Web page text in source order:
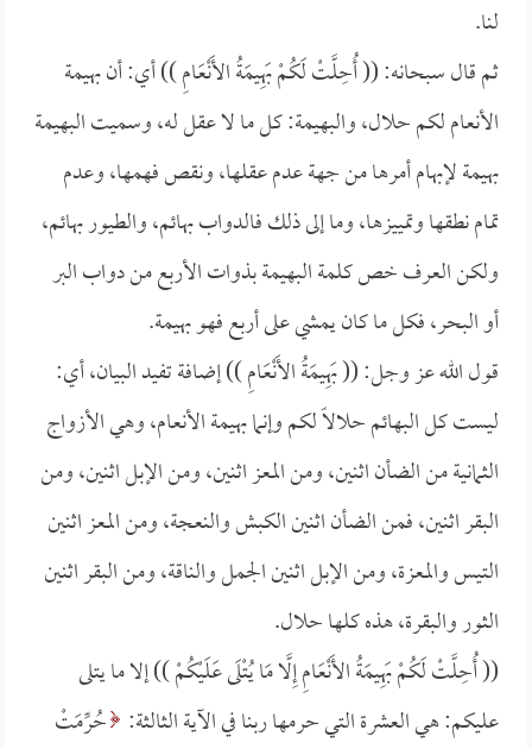
لنا.
ثم قال سبحانه: (( أُحِلَّتْ لَكُمْ بَهِيمَةُ الأَنْعَامِ )) أي: أن بهيمة
الأنعام لكم حلال، والبهيمة: كل ما لا عقل له، وسميت البهيمة
بهيمة لإبهام أمرها من جهة عدم عقلها، ونقص فهمها، وعدم
تمام نطقها وتمييزها، وما إلى ذلك فالدواب بهائم، والطيور بهائم،
ولكن العرف خص كلمة البهيمة بذوات الأربع من دواب البر
أو البحر، فكل ما كان يمشي على أربع فهو بهيمة.
قول الله عز وجل: (( بَهِيمَةُ الأَنْعَامِ )) إضافة تفيد البيان، أي:
ليست كل البهائم حلالاً لكم وإنما بهيمة الأنعام، وهي الأزواج
الثمانية من الضأن اثنين، ومن المعز اثنين، ومن الإبل اثنين، ومن
البقر اثنين، فمن الضأن اثنين الكبش والنعجة، ومن المعز اثنين
التيس والمعزة، ومن الإبل اثنين الجمل والناقة، ومن البقر اثنين
الثور والبقرة، هذه كلها حلال.
(( أُحِلَّتْ لَكُمْ بَهِيمَةُ الأَنْعَامِ إِلَّا مَا يُتْلَى عَلَيْكُمْ )) إلا ما يتلى
عليكم: هي العشرة التي حرمها ربنا في الآية الثالثة: حُرِّمَتْ